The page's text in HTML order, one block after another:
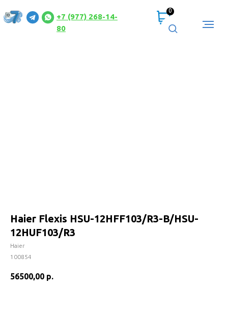
+7 (977) 268-14-
80
0
Haier Flexis HSU-12HFF103/R3-B/HSU-
12HUF103/R3
Haier
100854
56500,00 р.